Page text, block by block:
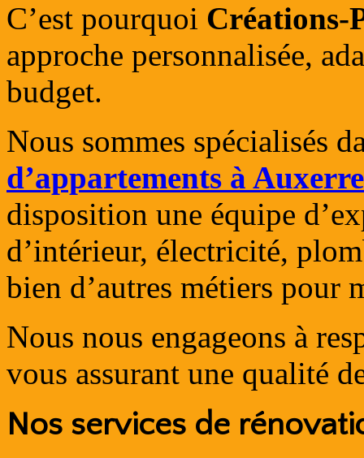
C’est pourquoi Créations-
approche personnalisée,
budget.
Nous sommes spécialisés
d’appartements à Auxerre
disposition une équipe
d’intérieur, électricité,
bien d’autres métiers pour
Nous nous engageons à
vous assurant une qualité
Nos services de